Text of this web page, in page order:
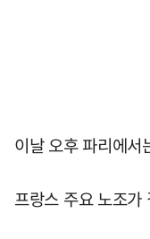
이날 오후 파리에서
프랑스 주요 노조가